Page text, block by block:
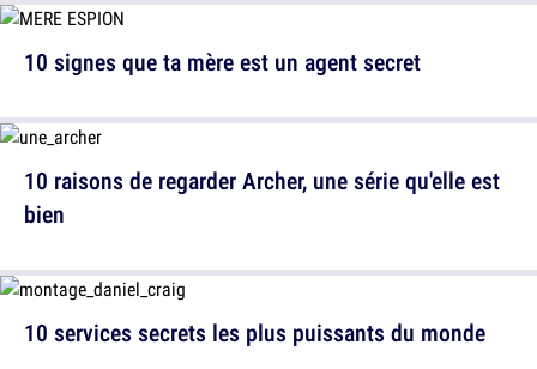
10 signes que ta mère est un agent secret
10 services secrets les plus puissants du monde
10 raisons de regarder Archer, une série qu'elle est
bien